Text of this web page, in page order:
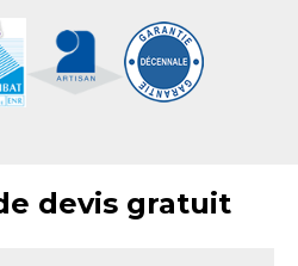
devis gratuit